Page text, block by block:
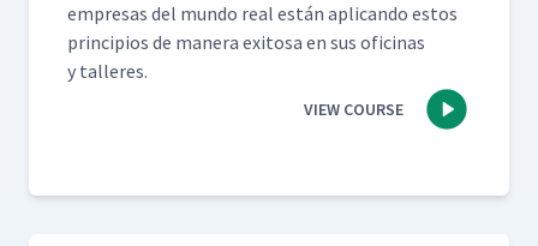
empre­sas del mun­do real están apli­can­do estos
prin­ci­p­ios de man­era exi­tosa en sus ofic­i­nas
y talleres.
VIEW COURSE